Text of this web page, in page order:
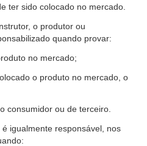
ter sido colocado no mercado.
o produtor ou
quando provar:
no mercado;
o produto no mercado, o
consumidor ou de terceiro.
igualmente responsável, nos